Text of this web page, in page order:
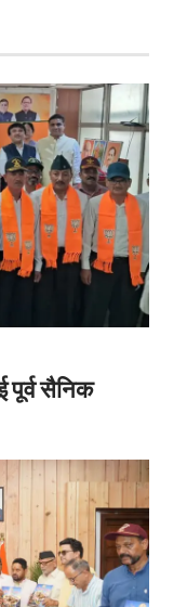
पूर्व सैनिक